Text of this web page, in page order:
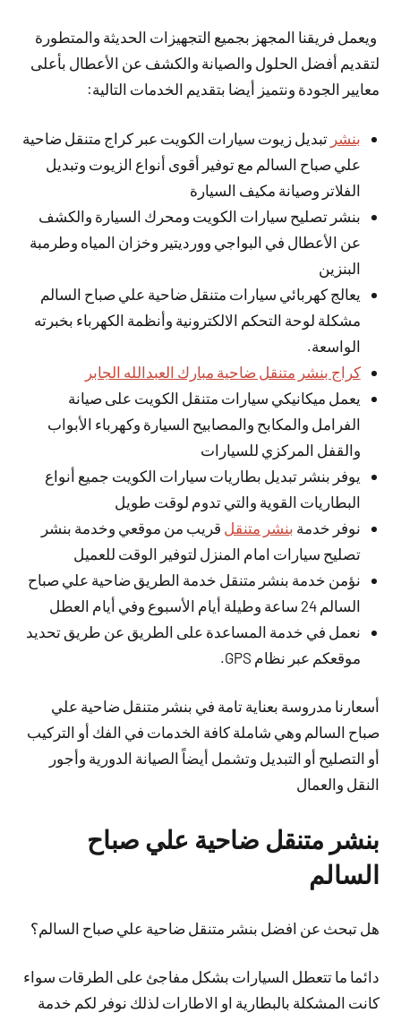
ويعمل فريقنا المجهز بجميع التجهيزات الحديثة والمتطورة
لتقديم أفضل الحلول والصيانة والكشف عن الأعطال بأعلى
معايير الجودة ونتميز أيضا بتقديم الخدمات التالية:
بنشر تبديل زيوت سيارات الكويت عبر كراج متنقل ضاحية
علي صباح السالم مع توفير أقوى أنواع الزيوت وتبديل
الفلاتر وصيانة مكيف السيارة
بنشر تصليح سيارات الكويت ومحرك السيارة والكشف
عن الأعطال في البواجي وورديتير وخزان المياه وطرمبة
البنزين
يعالج كهربائي سيارات متنقل ضاحية علي صباح السالم
مشكلة لوحة التحكم الالكترونية وأنظمة الكهرباء بخبرته
الواسعة.
كراج بنشر متنقل ضاحية مبارك العبدالله الجابر
يعمل ميكانيكي سيارات متنقل الكويت على صيانة
الفرامل والمكابح والمصابيح السيارة وكهرباء الأبواب
والقفل المركزي للسيارات
يوفر بنشر تبديل بطاريات سيارات الكويت جميع أنواع
البطاريات القوية والتي تدوم لوقت طويل
نوفر خدمة بنشر متنقل قريب من موقعي وخدمة بنشر
تصليح سيارات امام المنزل لتوفير الوقت للعميل
نؤمن خدمة بنشر متنقل خدمة الطريق ضاحية علي صباح
السالم 24 ساعة وطيلة أيام الأسبوع وفي أيام العطل
نعمل في خدمة المساعدة على الطريق عن طريق تحديد
موقعكم عبر نظام GPS.
أسعارنا مدروسة بعناية تامة في بنشر متنقل ضاحية علي
صباح السالم وهي شاملة كافة الخدمات في الفك أو التركيب
أو التصليح أو التبديل وتشمل أيضاً الصيانة الدورية وأجور
النقل والعمال
بنشر متنقل ضاحية علي صباح
السالم
هل تبحث عن افضل بنشر متنقل ضاحية علي صباح السالم؟
دائما ما تتعطل السيارات بشكل مفاجئ على الطرقات سواء
كانت المشكلة بالبطارية او الاطارات لذلك نوفر لكم خدمة